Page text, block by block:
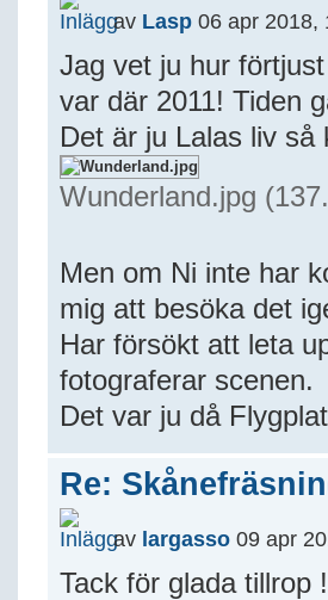
av Lasp 06 apr 2018,
Jag vet ju hur
var där 2011! Tiden
Det är ju Lalas liv
Wunderland.jpg
Men om Ni inte har
mig att besöka det
Har försökt att leta
fotograferar scenen.
Det var ju då
Re:
av largasso 09 apr
Tack för glada tillrop